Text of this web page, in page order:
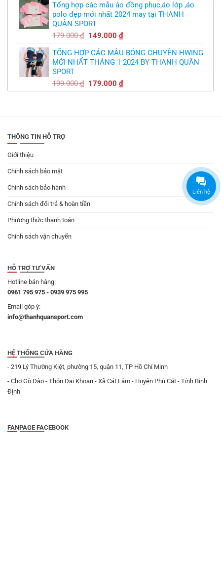
là:
179.000 ₫.
tại
là:
Tổng hợp các mẫu áo đồng phục,áo lớp ,áo
polo đẹp mới nhất 2024 may tại THANH
QUÂN SPORT
179.000₫ Giá
là:
179.000 ₫.
149.000₫Giá
tại
là:
TỔNG HỢP CÁC MẪU BÓNG CHUYỀN HWING
MỚI NHẤT THÁNG 1 2024 BY THANH QUÂN
SPORT
199.000₫ Giá
gốc
179.000₫Giá
hiện
THÔNG TIN HỖ TRỢ
Giới thiệu
Chính sách bảo mật
Chính sách bảo hành
Chính sách đổi trả & hoàn tiền
Phương thức thanh toán
Chính sách vận chuyển
HỖ TRỢ TƯ VẤN
Hotline bán hàng:
0961 795 975 - 0939 975 995
Email góp ý:
info@thanhquansport.com
HỆ THỐNG CỬA HÀNG
- 219 Lý Thường Kiệt, phường 15, quận 11, TP Hồ Chí Minh
- Chợ Gò Đào - Thôn Đại Khoan - Xã Cát Lâm - Huyện Phù Cát - Tỉnh Bình
Định
FANPAGE FACEBOOK
Liên hệ